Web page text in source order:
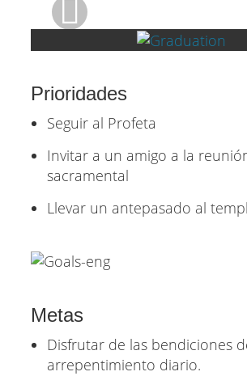
Prioridades
Seguir al Profeta
Invitar a un amigo a la
sacramental
Llevar un antepasado al
Metas
Disfrutar de las bendiciones
arrepentimiento diario.